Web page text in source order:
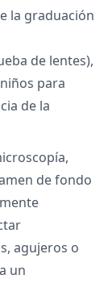
la graduación
de lentes),
para
de la
de fondo
agujeros o
un